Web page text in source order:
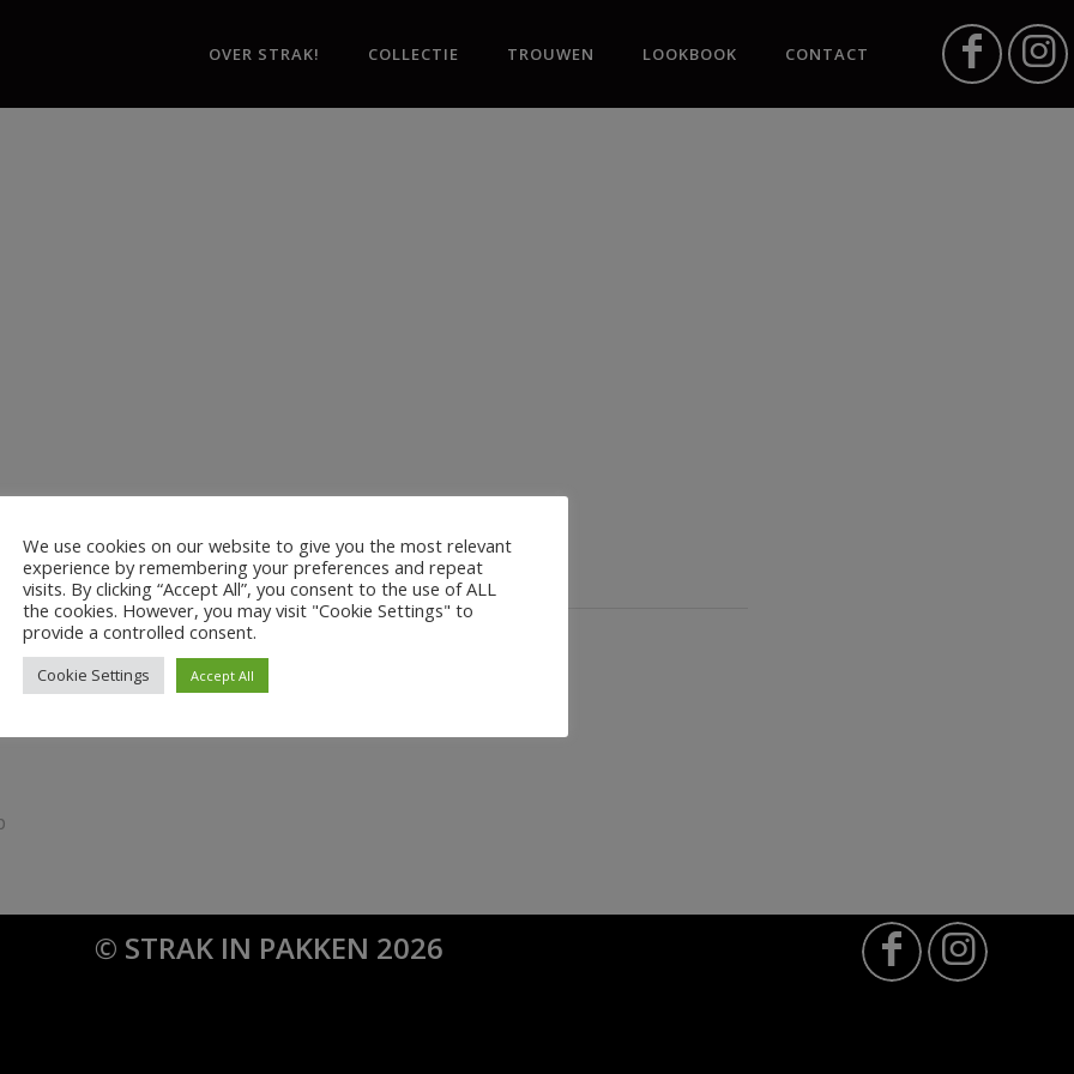
OVER STRAK! COLLECTIE TROUWEN LOOKBOOK CONTACT
0
ANTWOORDEN
© STRAK IN PAKKEN 2026
We use cookies on our website to give you the most relevant
experience by remembering your preferences and repeat
visits. By clicking “Accept All”, you consent to the use of ALL
the cookies. However, you may visit "Cookie Settings" to
provide a controlled consent.
Cookie Settings Accept All